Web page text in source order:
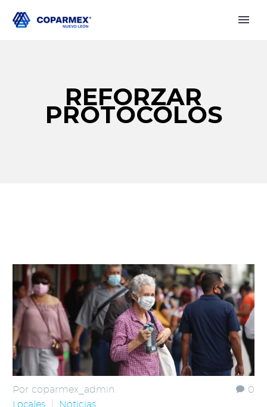
REFORZAR
PROTOCOLOS
0
Por coparmex_admin
Locales
Noticias